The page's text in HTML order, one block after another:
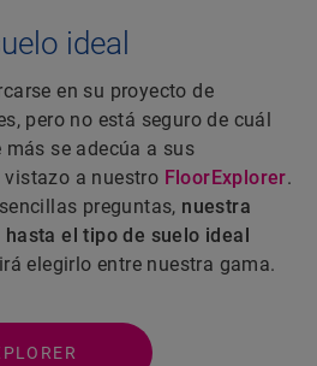
ideal
en su proyecto de
pero no está seguro de cuál
se adecúa a sus
vistazo a nuestro FloorExplorer.
preguntas, nuestra
el tipo de suelo ideal
elegirlo entre nuestra gama.